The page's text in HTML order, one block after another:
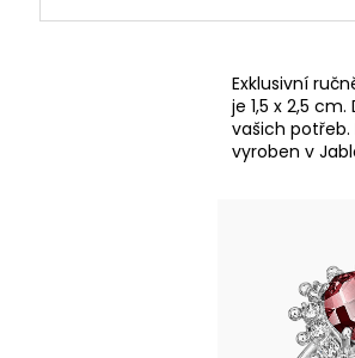
Exklusivní
je 1,5 x 2,5
vašich potřeb.
vyroben v